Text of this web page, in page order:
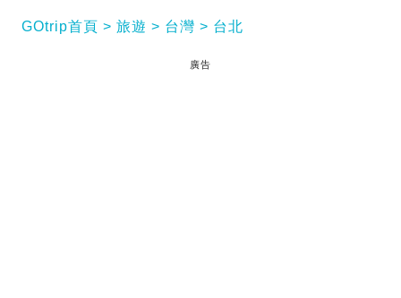
GOtrip首頁 旅遊 台灣 台北
廣告